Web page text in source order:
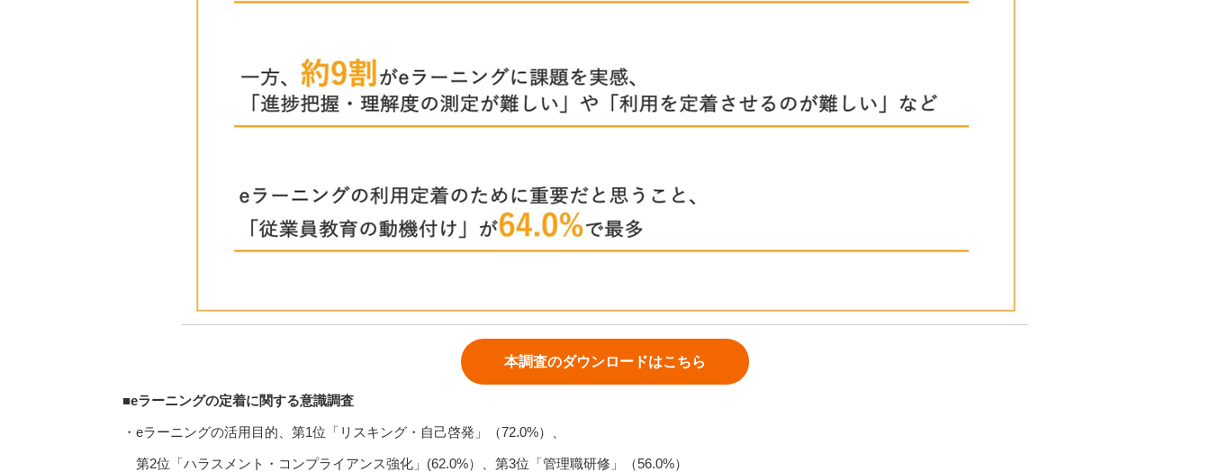
本調査のダウンロードはこちら
■eラーニングの定着に関する意識調査
・eラーニングの活用目的、第1位「リスキング・自己啓発」（72.0%）、
第2位「ハラスメント・コンプライアンス強化」(62.0%）、第3位「管理職研修」（56.0%）